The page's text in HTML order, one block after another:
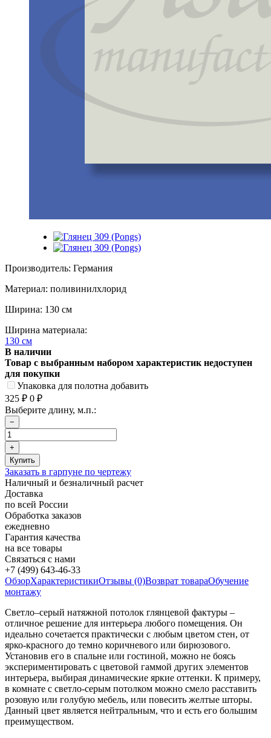
Производитель: Германия
Материал: поливинилхлорид
Ширина: 130 см
Ширина материала:
130 см
В наличии
Товар с выбранным набором характеристик недоступен
для покупки
Упаковка для полотна добавить
325 ₽ 0 ₽
Выберите длину, м.п.:
Заказать в гарпуне по чертежу
Наличный и безналичный расчет
Доставка
по всей России
Обработка заказов
ежедневно
Гарантия качества
на все товары
Связаться с нами
+7 (499) 643-46-33
ОбзорХарактеристикиОтзывы (0)Возврат товараОбучение
монтажу
Светло–серый натяжной потолок глянцевой фактуры –
отличное решение для интерьера любого помещения. Он
идеально сочетается практически с любым цветом стен, от
ярко-красного до темно коричневого или бирюзового.
Установив его в спальне или гостиной, можно не боясь
экспериментировать с цветовой гаммой других элементов
интерьера, выбирая динамические яркие оттенки. К примеру,
в комнате с светло-серым потолком можно смело расставить
розовую или голубую мебель, или повесить желтые шторы.
Данный цвет является нейтральным, что и есть его большим
преимуществом.